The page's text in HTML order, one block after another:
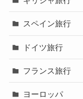
スペイン旅行
ドイツ旅行
フランス旅行
ヨーロッパ